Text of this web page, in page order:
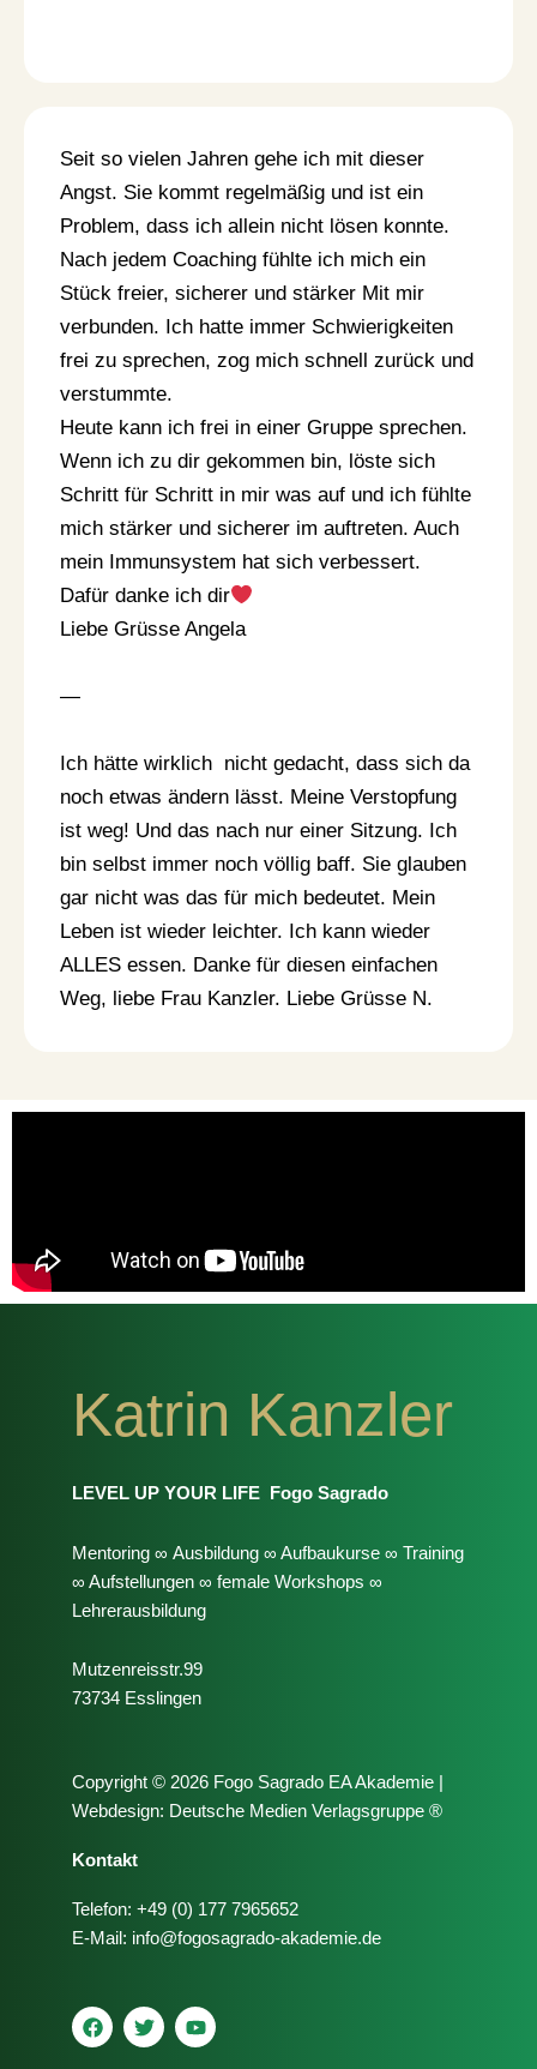
Seit so vielen Jahren gehe ich mit dieser
Angst. Sie kommt regelmäßig und ist ein
Problem, dass ich allein nicht lösen konnte.
Nach jedem Coaching fühlte ich mich ein
Stück freier, sicherer und stärker Mit mir
verbunden. Ich hatte immer Schwierigkeiten
frei zu sprechen, zog mich schnell zurück und
verstummte.
Heute kann ich frei in einer Gruppe sprechen.
Wenn ich zu dir gekommen bin, löste sich
Schritt für Schritt in mir was auf und ich fühlte
mich stärker und sicherer im auftreten. Auch
mein Immunsystem hat sich verbessert.
Dafür danke ich dir
Liebe Grüsse Angela
—
Ich hätte wirklich nicht gedacht, dass sich da
noch etwas ändern lässt. Meine Verstopfung
ist weg! Und das nach nur einer Sitzung. Ich
bin selbst immer noch völlig baff. Sie glauben
gar nicht was das für mich bedeutet. Mein
Leben ist wieder leichter. Ich kann wieder
ALLES essen. Danke für diesen einfachen
Weg, liebe Frau Kanzler. Liebe Grüsse N.
Katrin Kanzler
LEVEL UP YOUR LIFE Fogo Sagrado
Mentoring ∞ Ausbildung ∞ Aufbaukurse ∞ Training
∞ Aufstellungen ∞ female Workshops ∞
Lehrerausbildung
Mutzenreisstr.99
73734 Esslingen
Copyright © 2026 Fogo Sagrado EA Akademie |
Webdesign: Deutsche Medien Verlagsgruppe ®
Kontakt
Telefon: +49 (0) 177 7965652
E-Mail: info@fogosagrado-akademie.de
F
a
T
w
Y
o